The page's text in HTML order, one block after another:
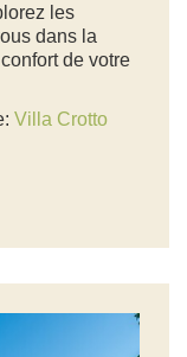
les
dans la
de votre
Villa Crotto